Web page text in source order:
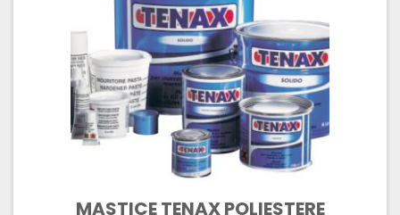
MASTICE TENAX POLIESTERE